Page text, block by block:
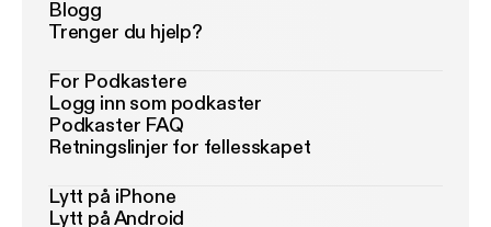
Blogg
Trenger du hjelp?
For Podkastere
Logg inn som podkaster
Podkaster FAQ
Retningslinjer for fellesskapet
Lytt på iPhone
Lytt på Android